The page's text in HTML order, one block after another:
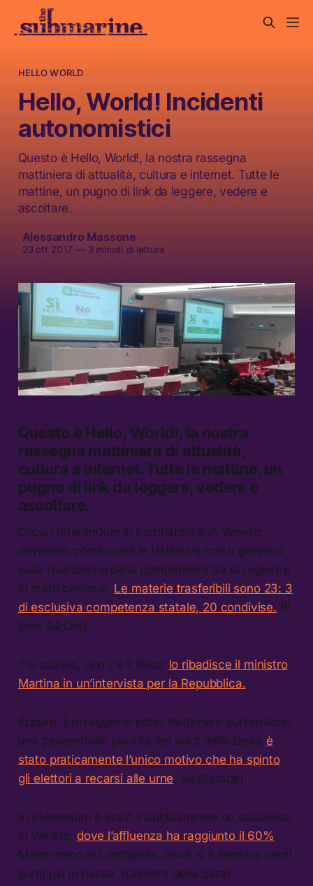
HELLO WORLD
Hello, World! Incidenti
autonomistici
Questo è Hello, World!, la nostra rassegna
mattiniera di attualità, cultura e internet. Tutte le
mattine, un pugno di link da leggere, vedere e
ascoltare.
Alessandro Massone
23 ott 2017 —3 minuti di lettura
Questo è Hello, World!, la nostra
rassegna mattiniera di attualità,
cultura e internet. Tutte le mattine, un
pugno di link da leggere, vedere e
ascoltare.
Dopo i referendum in Lombardia e in Veneto,
dovranno cominciare le trattative con il governo
sulla ripartizione delle competenze tra le regioni e
lo stato centrale. Le materie trasferibili sono 23: 3
di esclusiva competenza statale, 20 condivise. (Il
Sole 24 Ore)
Tra queste, non c’è il fisco: lo ribadisce il ministro
Martina in un’intervista per la Repubblica.
Eppure, il miraggio di poter trattenere sul territorio
una percentuale più alta dei soldi delle tasse è
stato praticamente l’unico motivo che ha spinto
gli elettori a recarsi alle urne. (la Stampa)
Il referendum è stato indubbiamente un successo
in Veneto, dove l’affluenza ha raggiunto il 60% .
Molto meno in Lombardia, dove si è fermata venti
punti più in basso. (Corriere della Sera)